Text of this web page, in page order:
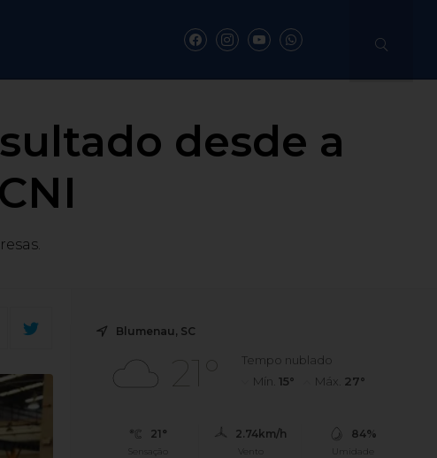
desde a
Blumenau, SC
21°
Tempo nublado
Mín.15° Máx. 27°
21°
Sensação
2.74km/h
Vento
84%
Umidade